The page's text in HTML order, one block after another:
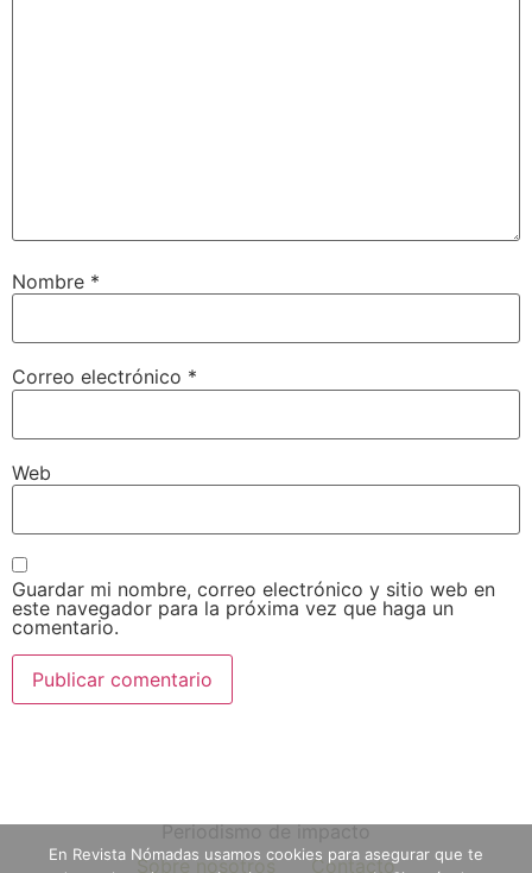
Nombre *
Correo electrónico *
Web
Guardar mi nombre, correo electrónico y sitio web en
este navegador para la próxima vez que haga un
comentario.
Periodismo de impacto
Sobre nosotros
Contacto
En Revista Nómadas usamos cookies para asegurar que te